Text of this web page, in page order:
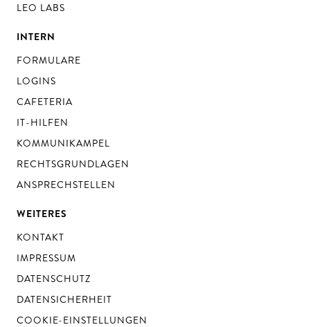
LEO LABS
INTERN
FORMULARE
LOGINS
CAFETERIA
IT-HILFEN
KOMMUNIKAMPEL
RECHTSGRUNDLAGEN
ANSPRECHSTELLEN
WEITERES
KONTAKT
IMPRESSUM
DATENSCHUTZ
DATENSICHERHEIT
COOKIE-EINSTELLUNGEN